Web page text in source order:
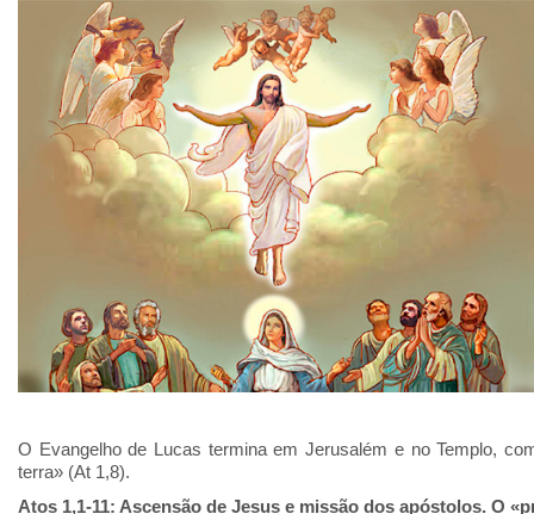
O Evangelho de Lucas termina em Jerusalém e no Templo,
terra» (At 1,8).
Atos 1,1-11: Ascensão de Jesus e missão dos apóstolos. O